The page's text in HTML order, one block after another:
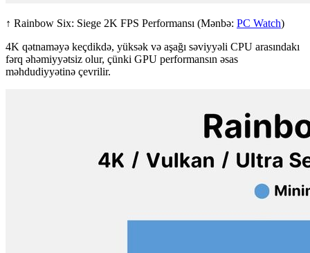
↑ Rainbow Six: Siege 2K FPS Performansı (Mənbə: PC Watch)
4K qətnaməyə keçdikdə, yüksək və aşağı səviyyəli CPU arasındakı
fərq əhəmiyyətsiz olur, çünki GPU performansın əsas
məhdudiyyətinə çevrilir.